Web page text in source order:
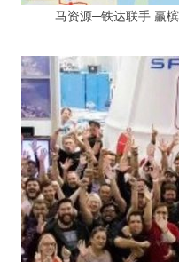
马资源─铁达联手 赢